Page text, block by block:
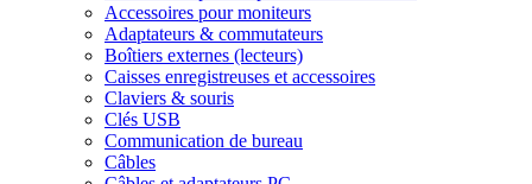
Accessoires pour moniteurs
Adaptateurs & commutateurs
Boîtiers externes (lecteurs)
Caisses enregistreuses et accessoires
Claviers & souris
Clés USB
Communication de bureau
Câbles